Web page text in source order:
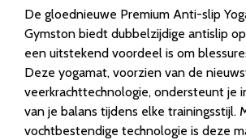
De gloednieuwe Premium Anti-slip
Gymston biedt dubbelzijdige antislip
een uitstekend voordeel is om
Deze yogamat, voorzien van de
veerkrachttechnologie, ondersteunt je
van je balans tijdens elke trainingsstijl.
vochtbestendige technologie is deze